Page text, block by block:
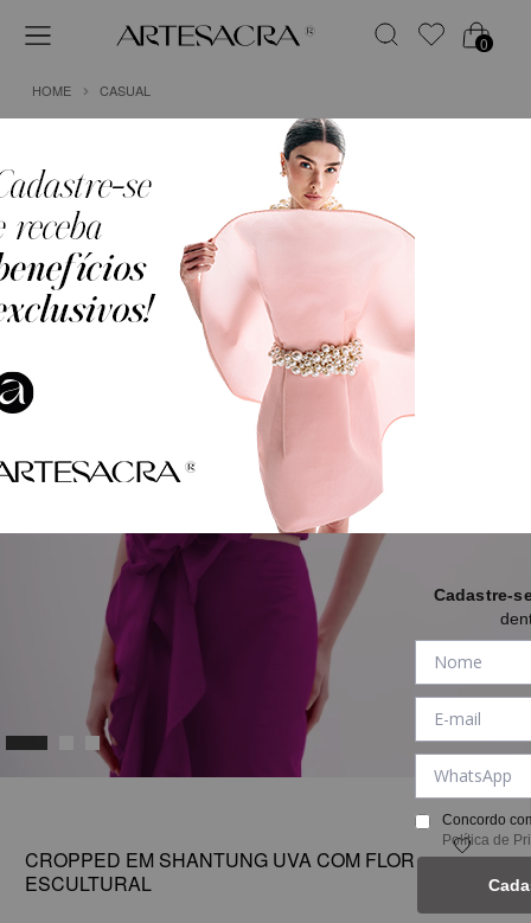
0
HOME CASUAL
1
CROPPED EM SHANTUNG UVA COM FLOR
ESCULTURAL
Cadastre-
Concordo
Política de